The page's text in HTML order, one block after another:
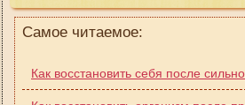
Самое читаемое:
Как восстановить себя после